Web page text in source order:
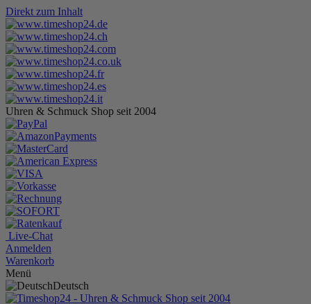
Direkt zum Inhalt
Uhren & Schmuck Shop seit 2004
Live-Chat
Anmelden
Warenkorb
Menü
Deutsch